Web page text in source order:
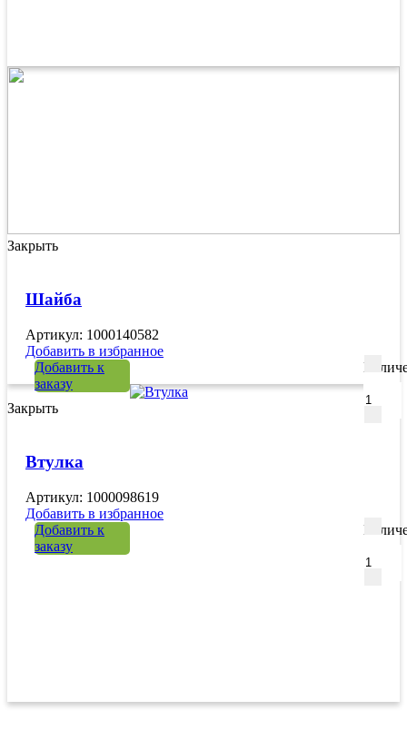
Закрыть
Шайба
Артикул: 1000140582
Добавить в избранное
Добавить к
заказу
Закрыть
Втулка
Артикул: 1000098619
Добавить в избранное
Добавить к
заказу